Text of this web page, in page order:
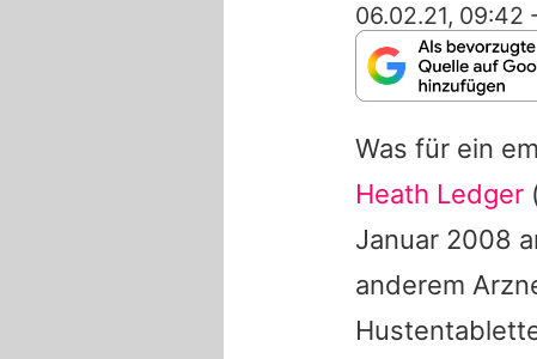
06.02.21, 09:42
Was für ein
Heath Ledger
Januar 2008
anderem